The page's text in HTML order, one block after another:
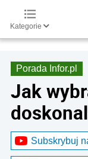
Kategorie
Porada Infor.pl
Jak
Subskrybuj